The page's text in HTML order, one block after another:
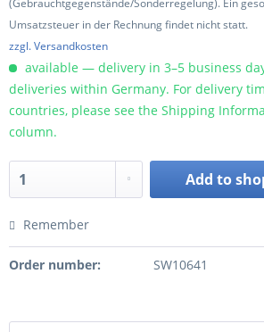
(Gebrauchtgegenstände/Sonderregelung). Ein
Umsatzsteuer in der Rechnung findet nicht statt.
zzgl. Versandkosten
available — delivery in 3–5 business
deliveries within Germany. For delivery
countries, please see the Shipping
column.
Add to
Remember
Order number: SW10641